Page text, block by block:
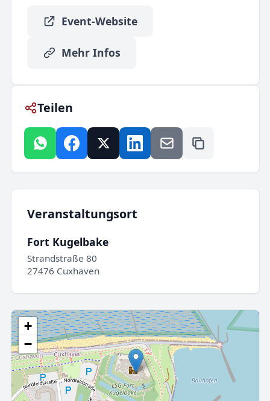
Event-Website
Mehr Infos
Teilen
Veranstaltungsort
Fort Kugelbake
Strandstraße 80
27476 Cuxhaven
+
−